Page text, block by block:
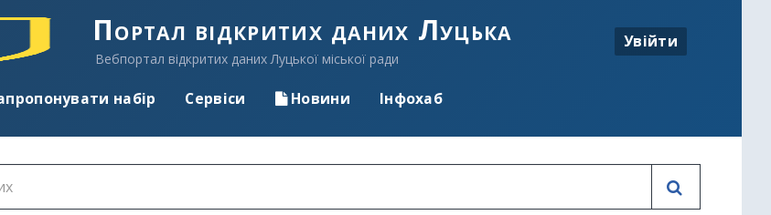
Портал відкритих даних Луцька
Вебпортал відкритих даних Луцької міської ради
Увійти
набір Сервіси Новини Інфохаб